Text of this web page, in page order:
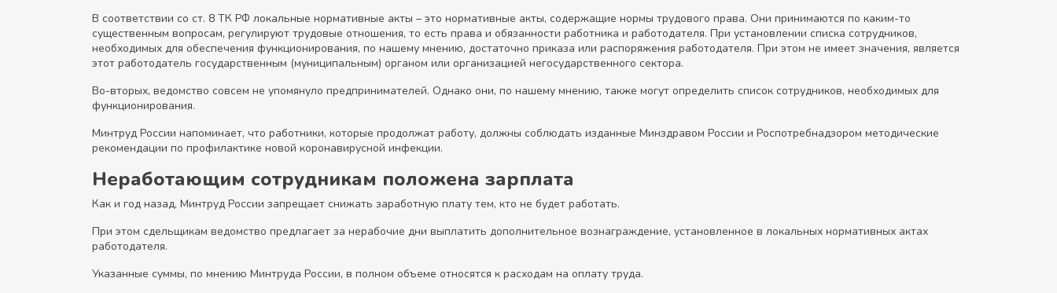
В соответствии со ст. 8 ТК РФ локальные нормативные акты – это нормативные акты, содержащие нормы трудового права. Они принимаются по каким-то
существенным вопросам, регулируют трудовые отношения, то есть права и обязанности работника и работодателя. При установлении списка сотрудников,
необходимых для обеспечения функционирования, по нашему мнению, достаточно приказа или распоряжения работодателя. При этом не имеет значения, является
этот работодатель государственным (муниципальным) органом или организацией негосударственного сектора.
Во-вторых, ведомство совсем не упомянуло предпринимателей. Однако они, по нашему мнению, также могут определить список сотрудников, необходимых для
функционирования.
Минтруд России напоминает, что работники, которые продолжат работу, должны соблюдать изданные Минздравом России и Роспотребнадзором методические
рекомендации по профилактике новой коронавирусной инфекции.
Неработающим сотрудникам положена зарплата
Как и год назад, Минтруд России запрещает снижать заработную плату тем, кто не будет работать.
При этом сдельщикам ведомство предлагает за нерабочие дни выплатить дополнительное вознаграждение, установленное в локальных нормативных актах
работодателя.
Указанные суммы, по мнению Минтруда России, в полном объеме относятся к расходам на оплату труда.